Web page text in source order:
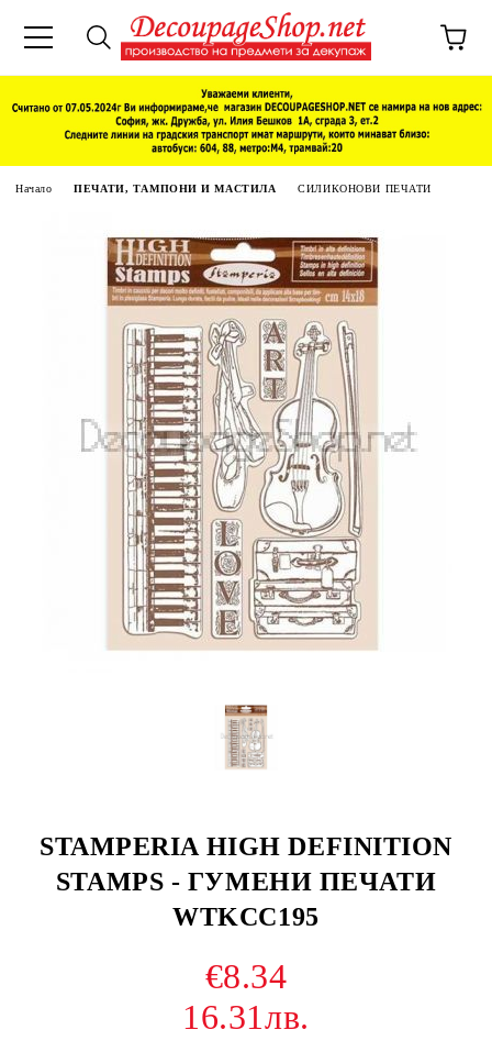
Начало ПЕЧАТИ, ТАМПОНИ И МАСТИЛА СИЛИКОНОВИ ПЕЧАТИ
STAMPERIA HIGH DEFINITION
STAMPS - ГУМЕНИ ПЕЧАТИ
WTKCC195
€8.34
16.31лв.